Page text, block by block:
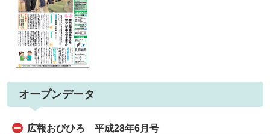
オープンデータ
広報おびひろ 平成28年6月号